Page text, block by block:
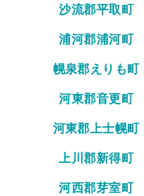
沙流郡平取町
浦河郡浦河町
幌泉郡えりも町
河東郡音更町
河東郡上士幌町
上川郡新得町
河西郡芽室町